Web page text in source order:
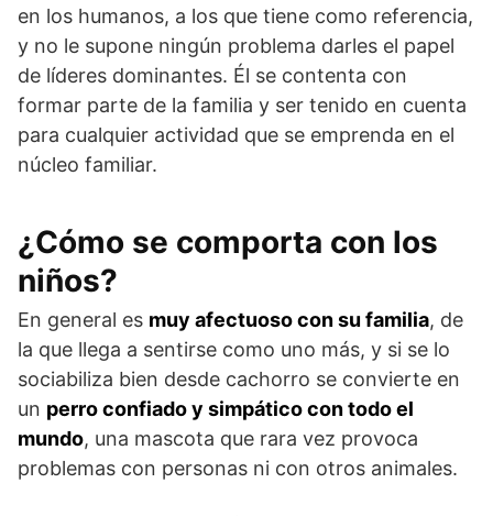
en los humanos, a los que tiene como referencia,
y no le supone ningún proble­ma darles el papel
de líderes dominantes. Él se contenta con
formar parte de la familia y ser tenido en cuenta
para cualquier actividad que se emprenda en el
núcleo familiar.
¿Cómo se comporta con los
niños?
En general es muy afectuoso con su familia, de
la que llega a sentirse como uno más, y si se lo
sociabiliza bien desde cachorro se convierte en
un perro confiado y simpático con todo el
mundo, una mascota que rara vez provoca
problemas con personas ni con otros animales.